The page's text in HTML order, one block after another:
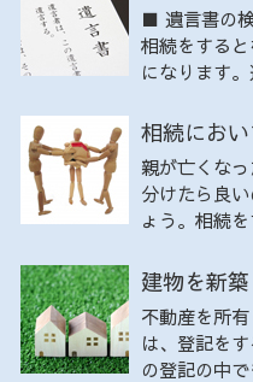
■ 遺言書の
相続をする
になります
相続にお
親が亡くな
分けたら良
ょう。相続
建物を新
不動産を所
は、登記を
の登記の中